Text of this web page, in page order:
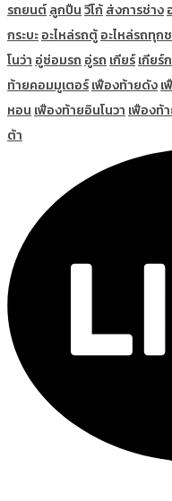
รถยนต์ลูกปืนวีโก้ส่งการช่าง
กระบะอะไหล่รถตู้อะไหล่รถทุก
โนว่าอู่ซ่อมรถอู่รถเกียร์เกียร์
ท้ายคอมมูเตอร์เฟืองท้ายดังเ
หอนเฟืองท้ายอินโนวาเฟืองท้
ต้า